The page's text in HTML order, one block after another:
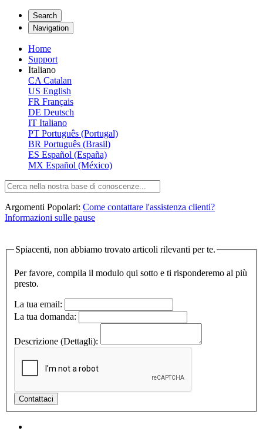
Search
Navigation
Home
Support
Italiano
CA Catalan
US English
FR Français
DE Deutsch
IT Italiano
PT Português (Portugal)
BR Português (Brasil)
ES Español (España)
MX Español (México)
Argomenti Popolari: Come contattare l'assistenza clienti?
Informazioni sulle pause
Spiacenti, non abbiamo trovato articoli rilevanti per te.
Per favore, compila il modulo qui sotto e ti risponderemo al più
presto.
La tua email:
La tua domanda:
Descrizione (Dettagli):